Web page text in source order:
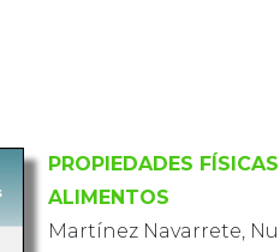
PROPIEDADES
ALIMENTOS
Martínez Navarrete,